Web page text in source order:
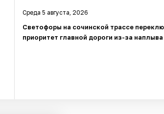
Среда 5 августа, 2026
Светофоры на сочинской трассе
приоритет главной дороги из-за